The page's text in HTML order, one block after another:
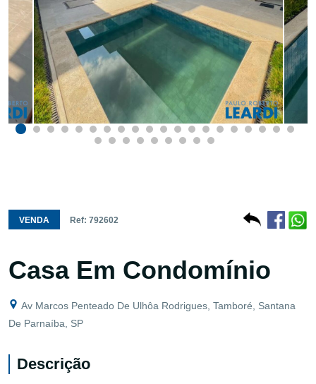
VENDA Ref: 792602
Casa Em Condomínio
Av Marcos Penteado De Ulhôa Rodrigues, Tamboré, Santana
De Parnaíba, SP
Descrição